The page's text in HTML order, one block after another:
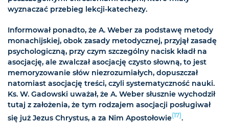
wyznaczać przebieg lekcji-katechezy.
Informował ponadto, że A. Weber za podstawę metody
monachijskiej, obok zasady metodycznej, przyjął zasadę
psychologiczną, przy czym szczególny nacisk kładł na
asocjację, ale zwalczał asocjację czysto słowną, to jest
memoryzowanie słów niezrozumiałych, dopuszczał
natomiast asocjację treści, czyli systematyczność nauki.
Ks. W. Gadowski uważał, że A. Weber słusznie wychodził
tutaj z założenia, że tym rodzajem asocjacji posługiwał
się już Jezus Chrystus, a za Nim Apostołowie(17).